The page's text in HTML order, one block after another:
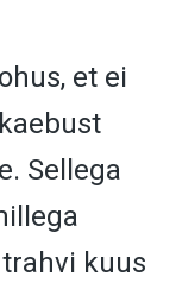
et ei
Sellega
kuus